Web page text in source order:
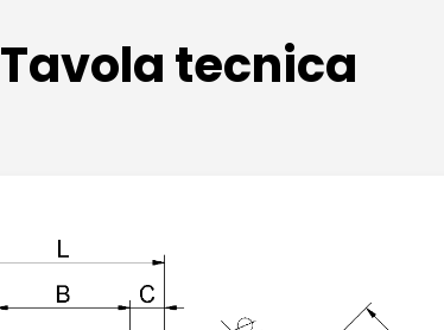
Tavola tecnica